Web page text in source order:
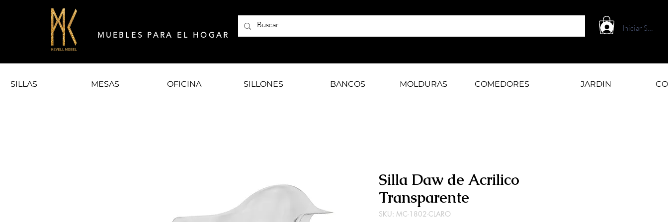
MUEBLES PARA EL HOGAR
Iniciar Sesión
SILLAS MESAS OFICINA SILLONES BANCOS MOLDURAS COMEDORES JARDIN
Silla Daw de Acrilico
Transparente
SKU: MC-1802-CLARO